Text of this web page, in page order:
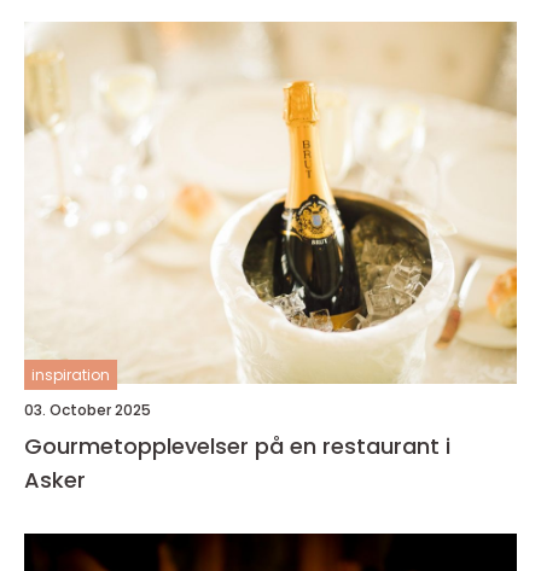
inspiration
03. October 2025
Gourmetopplevelser på en restaurant i
Asker